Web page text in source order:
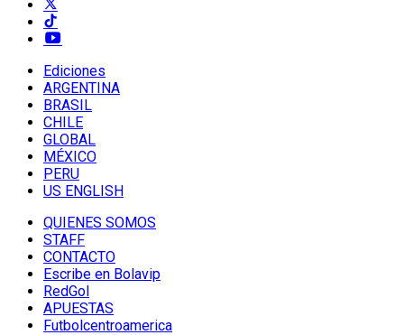
Ediciones
ARGENTINA
BRASIL
CHILE
GLOBAL
MÉXICO
PERU
US ENGLISH
QUIENES SOMOS
STAFF
CONTACTO
Escribe en Bolavip
RedGol
APUESTAS
Futbolcentroamerica